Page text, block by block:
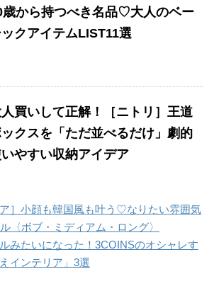
歳から持つべき名品♡大人のベー
クアイテムLIST11選
買いして正解！［ニトリ］王道
クスを「ただ並べるだけ」劇的
やすい収納アイデア
ア］小顔も韓国風も叶う♡なりたい雰囲気
〈ボブ・ミディアム・ロング〉
みたいになった！3COINSのオシャレす
インテリア」3選